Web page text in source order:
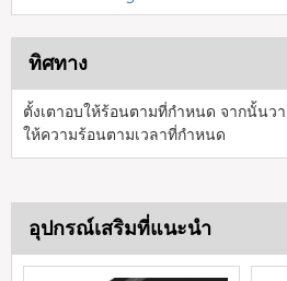
ทิศทาง
ตั้งเตาอบให้ร้อนตามที่กำหนด จากนั้นว
ให้ความร้อนตามเวลาที่กำหนด
อุปกรณ์เสริมที่แนะนำ